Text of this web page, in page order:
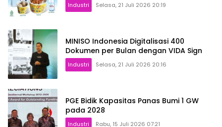
Industri Selasa, 21 Juli 2026 20:19
MINISO Indonesia Digitalisasi 400
Dokumen per Bulan dengan VIDA Sign
Industri Selasa, 21 Juli 2026 20:16
PGE Bidik Kapasitas Panas Bumi 1 GW
pada 2028
Industri Rabu, 15 Juli 2026 07:21